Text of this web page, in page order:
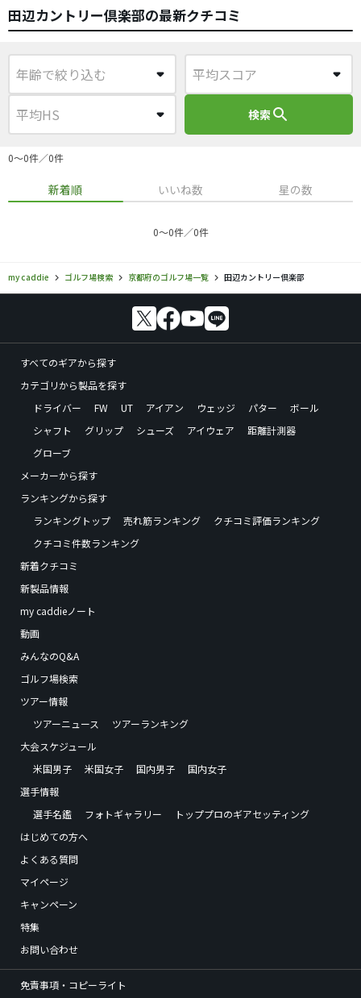
田辺カントリー倶楽部の最新クチコミ
検索search
0〜0件／0件
新着順 いいね数 星の数
0〜0件／0件
my caddie ゴルフ場検索 京都府のゴルフ場一覧 田辺カントリー倶楽部
すべてのギアから探す
カテゴリから製品を探す
ドライバー
FW UT アイアン ウェッジ パター
ボール
シャフト
グリップ シューズ アイウェア
距離計測器
グローブ
メーカーから探す
ランキングから探す
ランキングトップ
売れ筋ランキング
クチコミ評価ランキング
クチコミ件数ランキング
新着クチコミ
新製品情報
my caddieノート
動画
みんなのQ&A
ゴルフ場検索
ツアー情報
ツアーニュース
ツアーランキング
大会スケジュール
米国男子
米国女子 国内男子
国内女子
選手情報
選手名鑑
フォトギャラリー
トッププロのギアセッティング
はじめての方へ
よくある質問
マイページ
キャンペーン
特集
お問い合わせ
免責事項・コピーライト